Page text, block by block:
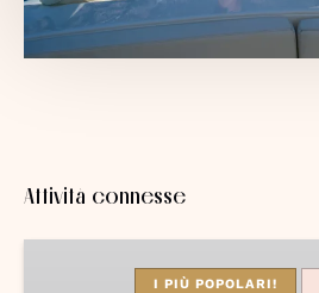
Attività connesse
I PIÙ POPOLARI!